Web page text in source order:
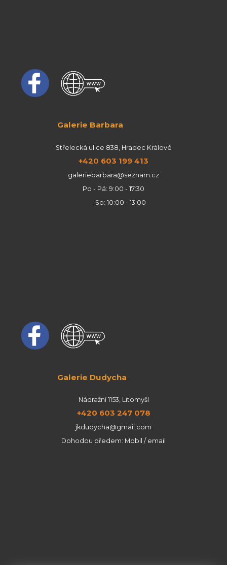
Galerie Barbara
Střelecká ulice 838, Hradec Králové
+420 603 199 413
galeriebarbara@seznam.cz
Po - Pá: 9:00 - 17:30
So: 10:00 - 13:00
Galerie Dudycha
Nádražní 1153, Litomyšl
+420 603 247 078
jkdudycha@gmail.com
Dohodou předem: Mobil / email